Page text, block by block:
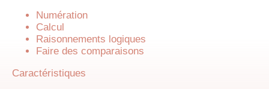
Numération
Calcul
Raisonnements logiques
Faire des comparaisons
Caractéristiques